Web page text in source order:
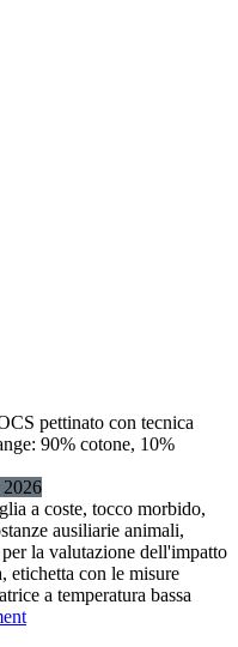
pettinato con tecnica
90% cotone, 10%
a coste, tocco morbido,
ausiliarie animali,
la valutazione dell'impatto
etichetta con le misure
a temperatura bassa